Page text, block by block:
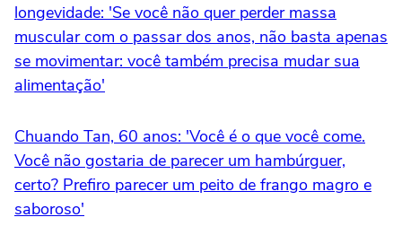
longevidade: 'Se você não quer perder massa
muscular com o passar dos anos, não basta apenas
se movimentar: você também precisa mudar sua
alimentação'
Chuando Tan, 60 anos: 'Você é o que você come.
Você não gostaria de parecer um hambúrguer,
certo? Prefiro parecer um peito de frango magro e
saboroso'